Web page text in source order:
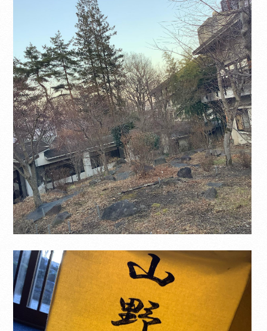
Google翻訳サービス ］を導入しています。
機械的に翻訳されますので、言葉づかい・文
法などが正確でない場合があります。翻訳の
精度にともなう間違いがあったとしても、当
社では責任を負うことができません。
ページ内のテキストは翻訳されますが、画
像・添付ファイルなど、翻訳の対象外となる
ものもありますので、ご了承ください。
翻訳言語によってはページのレイアウトが崩
れてしまう箇所もございますが、ご了承くだ
さい。
CLOSE